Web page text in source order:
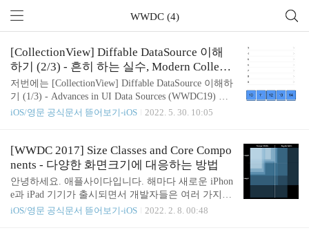
WWDC (4)
[CollectionView] Diffable DataSource 이해
하기 (2/3) - 흔히 하는 실수, Modern Collecti
on Views 예제 코드
저번에는 [CollectionView] Diffable DataSource 이해하
기 (1/3) - Advances in UI Data Sources (WWDC19) 포
스팅에서 Diffable DataSource의 장점과 기초 개념을
하는 실수-1 Diffable DataSource는 간단해 보이지만
막상 써보면 막히는 부분이 있는데, 보통 프로젝트에
서는 여러 종류의 Section을 사용하거나, 여러 종류의
Custom Cell을 쓰기 때문인 것 같다. 특히 처음 사용
할 때 가장 흔히 발생하는 문제가 ❗ "여러 Section에
동일한 Item을 반영하는 것" 때문이다. 이 경..
iOS/영문 공식문서 뜯어보기-iOS 2022. 5. 30. 10:05
[WWDC 2017] Size Classes and Core Compo
nents - 다양한 화면크기에 대응하는 방법
안녕하세요. 애플사이다입니다. 해마다 새로운 iPhon
e과 iPad 기기가 출시되면서 개발자들은 여러 가지
화면 크기에 대응해야 하는 숙명이 생겼습니다. 🤢🤢
iOS/영문 공식문서 뜯어보기-iOS 2022. 2. 8. 00:48